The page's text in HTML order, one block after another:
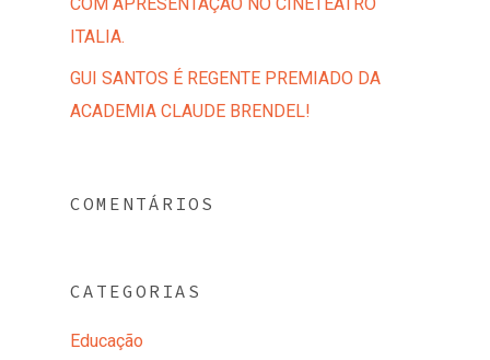
ITALIA.
GUI SANTOS É REGENTE PREMIADO DA
ACADEMIA CLAUDE BRENDEL!
COMENTÁRIOS
CATEGORIAS
Educação